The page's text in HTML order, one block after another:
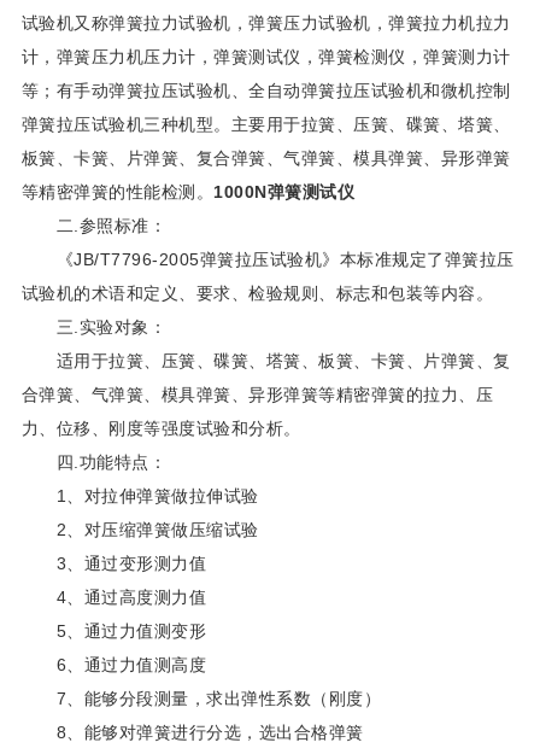
试验机又称弹簧拉力试验机，弹簧压力试验机，弹簧拉力机拉力
计，弹簧压力机压力计，弹簧测试仪，弹簧检测仪，弹簧测力计
等；有手动弹簧拉压试验机、全自动弹簧拉压试验机和微机控制
弹簧拉压试验机三种机型。主要用于拉簧、压簧、碟簧、塔簧、
板簧、卡簧、片弹簧、复合弹簧、气弹簧、模具弹簧、异形弹簧
等精密弹簧的性能检测。 1000N弹簧测试仪
二.参照标准：
《JB/T7796-2005弹簧拉压试验机》本标准规定了弹簧拉压
试验机的术语和定义、要求、检验规则、标志和包装等内容。
三.实验对象：
适用于拉簧、压簧、碟簧、塔簧、板簧、卡簧、片弹簧、复
合弹簧、气弹簧、模具弹簧、异形弹簧等精密弹簧的拉力、压
力、位移、刚度等强度试验和分析。
四.功能特点：
1、对拉伸弹簧做拉伸试验
2、对压缩弹簧做压缩试验
3、通过变形测力值
4、通过高度测力值
5、通过力值测变形
6、通过力值测高度
7、能够分段测量，求出弹性系数（刚度）
8、能够对弹簧进行分选，选出合格弹簧